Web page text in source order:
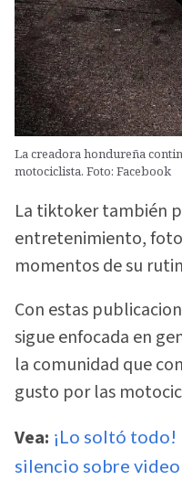
La creadora hondureña
motociclista. Foto: Facebook
La tiktoker también
entretenimiento,
momentos de su
Con estas
sigue enfocada en
la comunidad que
gusto por las
Vea: ¡Lo soltó todo!
silencio sobre